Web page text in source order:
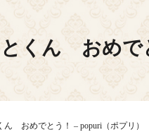
とくん おめで
ん おめでとう！ – popuri（ポプリ）